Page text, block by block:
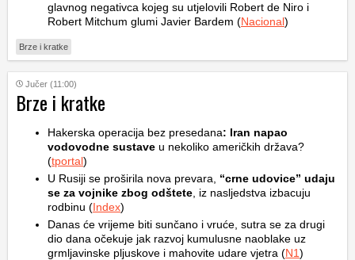
glavnog negativca kojeg su utjelovili Robert de Niro i
Robert Mitchum glumi Javier Bardem (Nacional)
Brze i kratke
Jučer (11:00)
Brze i kratke
Hakerska operacija bez presedana: Iran napao
vodovodne sustave u nekoliko američkih država?
(tportal)
U Rusiji se proširila nova prevara, “crne udovice” udaju
se za vojnike zbog odštete , iz nasljedstva izbacuju
rodbinu (Index)
Danas će vrijeme biti sunčano i vruće, sutra se za drugi
dio dana očekuje jak razvoj kumulusne naoblake uz
grmljavinske pljuskove i mahovite udare vjetra (N1)